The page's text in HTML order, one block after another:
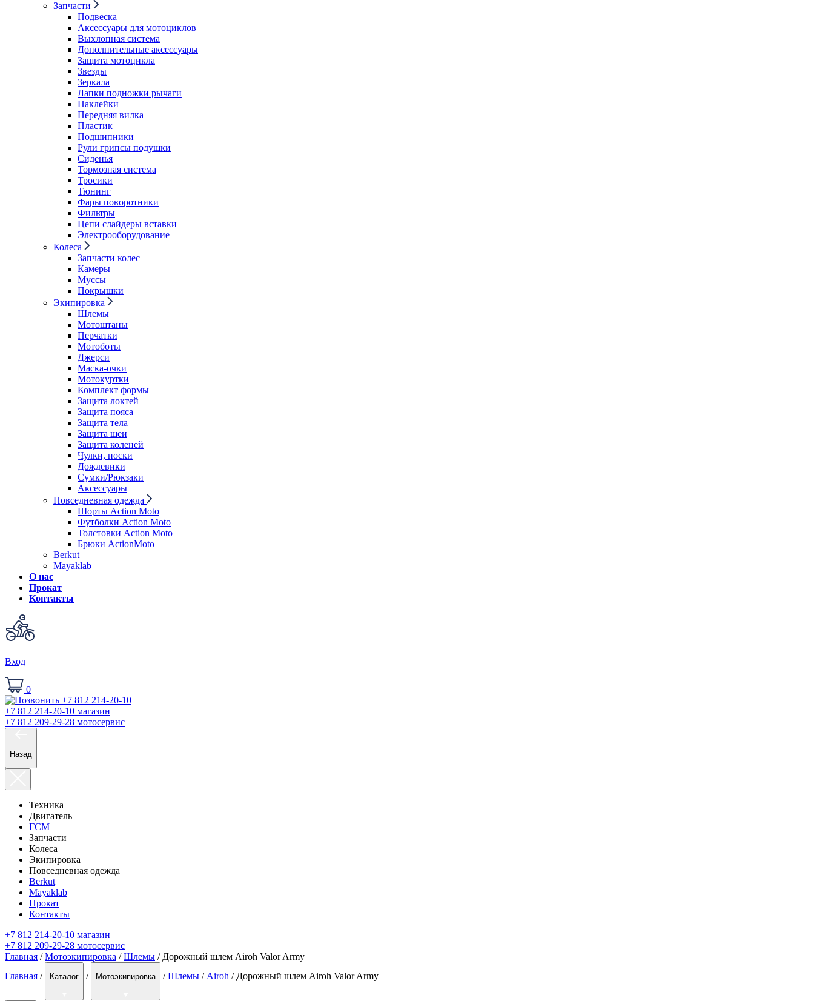
Запчасти
Подвеска
Аксессуары для мотоциклов
Выхлопная система
Дополнительные аксессуары
Защита мотоцикла
Звезды
Зеркала
Лапки подножки рычаги
Наклейки
Передняя вилка
Пластик
Подшипники
Рули грипсы подушки
Сиденья
Тормозная система
Тросики
Тюнинг
Фары поворотники
Фильтры
Цепи слайдеры вставки
Электрооборудование
Колеса
Запчасти колес
Камеры
Муссы
Покрышки
Экипировка
Шлемы
Мотоштаны
Перчатки
Мотоботы
Джерси
Маска-очки
Мотокуртки
Комплект формы
Защита локтей
Защита пояса
Защита тела
Защита шеи
Защита коленей
Чулки, носки
Дождевики
Сумки/Рюкзаки
Аксессуары
Повседневная одежда
Шорты Action Moto
Футболки Action Moto
Толстовки Action Moto
Брюки ActionMoto
Berkut
Mayaklab
О нас
Прокат
Контакты
Вход
0
+7 812 214-20-10 магазин
+7 812 209-29-28 мотосервис
Назад
Техника
Двигатель
ГСМ
Запчасти
Колеса
Экипировка
Повседневная одежда
Berkut
Mayaklab
Прокат
Контакты
+7 812 214-20-10 магазин
+7 812 209-29-28 мотосервис
Главная /Мотоэкипировка /Шлемы / Дорожный шлем Airoh Valor Army
Главная / Каталог / Мотоэкипировка / Шлемы / Airoh / Дорожный шлем Airoh Valor Army